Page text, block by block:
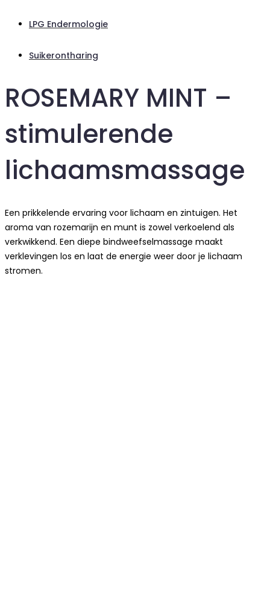
LPG Endermologie
Suikerontharing
ROSEMARY MINT –
stimulerende
lichaamsmassage
Een prikkelende ervaring voor lichaam en zintuigen. Het
aroma van rozemarijn en munt is zowel verkoelend als
verkwikkend. Een diepe bindweefselmassage maakt
verklevingen los en laat de energie weer door je lichaam
stromen.